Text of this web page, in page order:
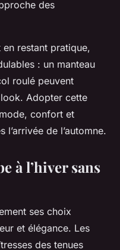
des
restant pratique,
: un manteau
roulé peuvent
Adopter cette
confort et
de l’automne.
à l’hiver sans
ses choix
et élégance. Les
des tenues